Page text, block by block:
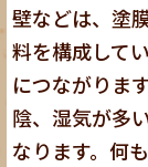
壁などは、塗
料を構成して
につながりま
陰、湿気が多
なります。何